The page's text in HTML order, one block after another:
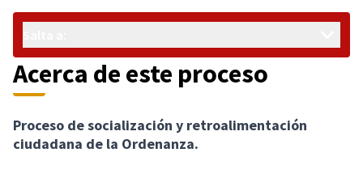
Acerca de este proceso
Proceso de socialización y retroalimentación
ciudadana de la Ordenanza.